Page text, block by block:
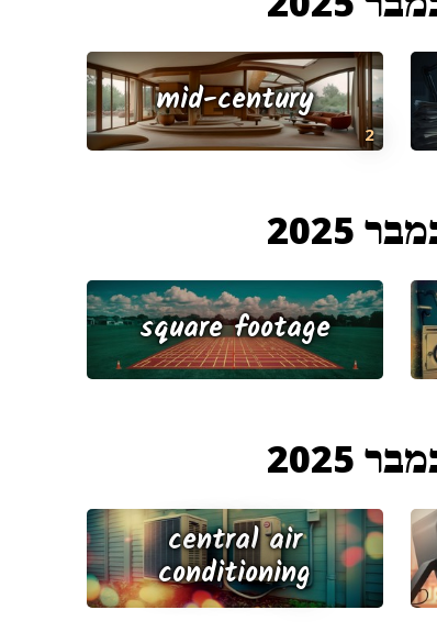
2
mid-century
square footage
central air
conditioning